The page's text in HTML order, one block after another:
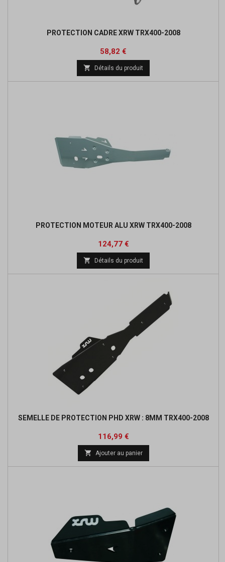
PROTECTION CADRE XRW TRX400-2008
Prix
58,82 €
base
 Détails du produit
PROTECTION MOTEUR ALU XRW TRX400-2008
Prix
124,77 €Prix
de
base
 Détails du produit
SEMELLE DE PROTECTION PHD XRW : 8MM TRX400-2008
Prix
116,99 €Prix
de
base
 Ajouter au panier